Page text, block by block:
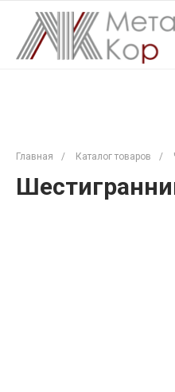
Главная / Каталог товаров /